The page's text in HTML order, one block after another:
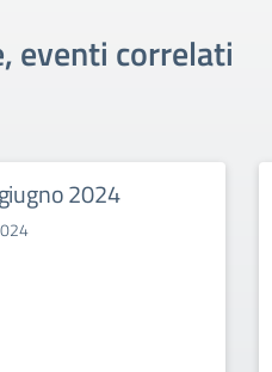
eventi correlati
2024